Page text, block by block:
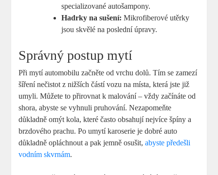
specializované autošampony.
Hadrky na sušení: Mikrofiberové utěrky
jsou skvělé na poslední úpravy.
Správný postup mytí
Při mytí automobilu začněte od vrchu dolů. Tím se zamezí
šíření nečistot z nižších částí vozu na místa, která jste již
umyli. Můžete to přirovnat k malování – vždy začínáte od
shora, abyste se vyhnuli pruhování. Nezapomeňte
důkladně omýt kola, které často obsahují nejvíce špíny a
brzdového prachu. Po umytí karoserie je dobré auto
důkladně opláchnout a pak jemně osušit,abyste předešli
vodním skvrnám.